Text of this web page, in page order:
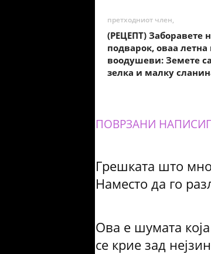
претходниот член,
(РЕЦЕПТ) Заборавете
подварок, оваа летна
воодушеви: Земете
зелка и малку
ПОВРЗАНИ НАПИСИ
Грешката што
Наместо да го
Ова е шумата
се крие зад